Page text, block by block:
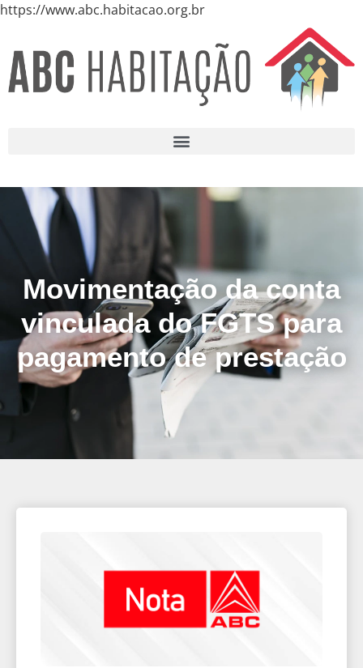
https://www.abc.habitacao.org.br
Movimentação da conta
vinculada do FGTS para
pagamento de prestação